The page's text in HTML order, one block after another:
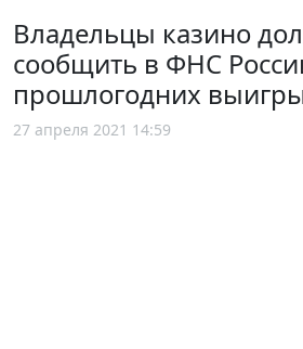
Владельцы казино
сообщить в ФНС
прошлогодних
27 апреля 2021 14:59